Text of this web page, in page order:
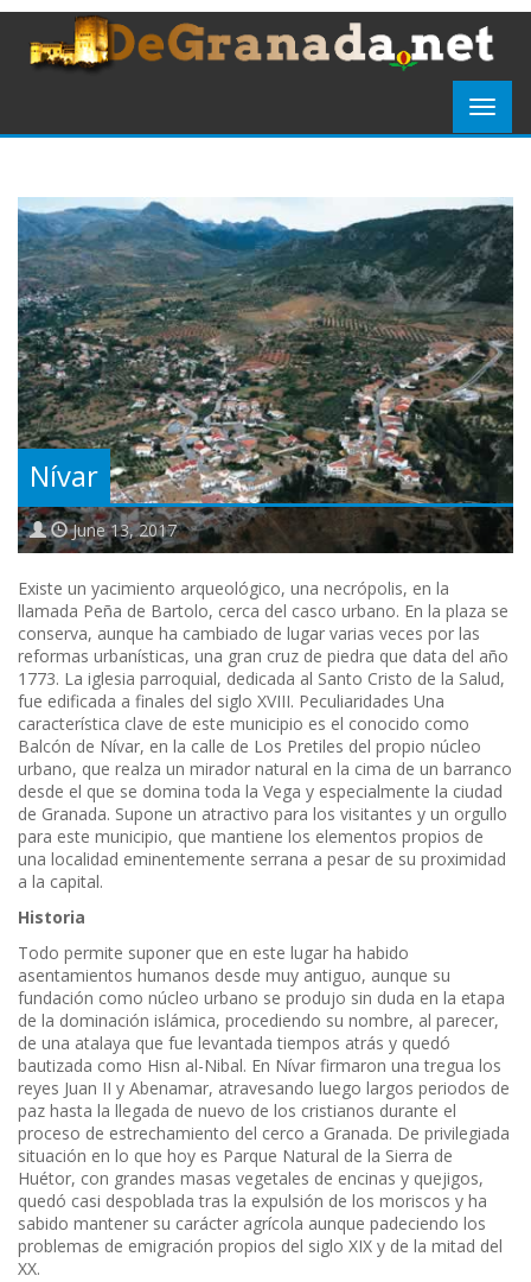
Nívar
June 13, 2017
Existe un yacimiento arqueológico, una necrópolis, en la
llamada Peña de Bartolo, cerca del casco urbano. En la plaza se
conserva, aunque ha cambiado de lugar varias veces por las
reformas urbanísticas, una gran cruz de piedra que data del año
1773. La iglesia parroquial, dedicada al Santo Cristo de la Salud,
fue edificada a finales del siglo XVIII. Peculiaridades Una
característica clave de este municipio es el conocido como
Balcón de Nívar, en la calle de Los Pretiles del propio núcleo
urbano, que realza un mirador natural en la cima de un barranco
desde el que se domina toda la Vega y especialmente la ciudad
de Granada. Supone un atractivo para los visitantes y un orgullo
para este municipio, que mantiene los elementos propios de
una localidad eminentemente serrana a pesar de su proximidad
a la capital.
Historia
Todo permite suponer que en este lugar ha habido
asentamientos humanos desde muy antiguo, aunque su
fundación como núcleo urbano se produjo sin duda en la etapa
de la dominación islámica, procediendo su nombre, al parecer,
de una atalaya que fue levantada tiempos atrás y quedó
bautizada como Hisn al-Nibal. En Nívar firmaron una tregua los
reyes Juan II y Abenamar, atravesando luego largos periodos de
paz hasta la llegada de nuevo de los cristianos durante el
proceso de estrechamiento del cerco a Granada. De privilegiada
situación en lo que hoy es Parque Natural de la Sierra de
Huétor, con grandes masas vegetales de encinas y quejigos,
quedó casi despoblada tras la expulsión de los moriscos y ha
sabido mantener su carácter agrícola aunque padeciendo los
problemas de emigración propios del siglo XIX y de la mitad del
XX.